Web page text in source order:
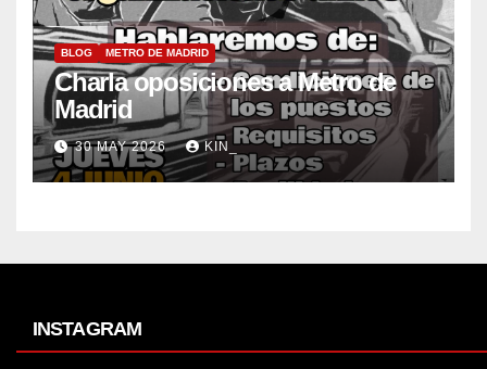
BLOG METRO DE MADRID
Charla oposiciones a Metro de
Madrid
30 MAY 2026 KIN_
INSTAGRAM